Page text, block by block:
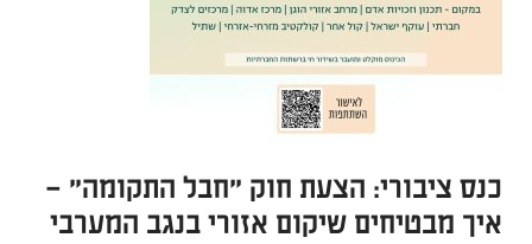
כנס ציבורי: הצעת חוק "חבל התקומה" –
איך מבטיחים שיקום אזורי בנגב המערבי